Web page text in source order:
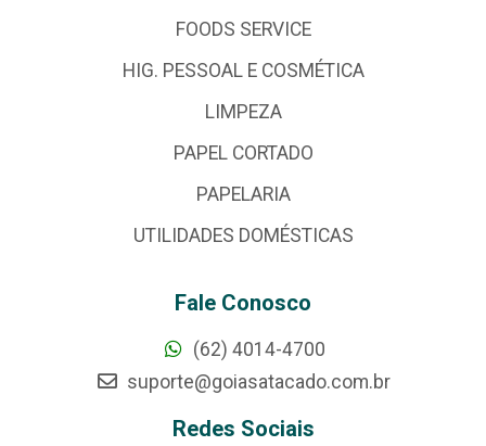
FOODS SERVICE
HIG. PESSOAL E COSMÉTICA
LIMPEZA
PAPEL CORTADO
PAPELARIA
UTILIDADES DOMÉSTICAS
Fale Conosco
(62) 4014-4700
suporte@goiasatacado.com.br
Redes Sociais